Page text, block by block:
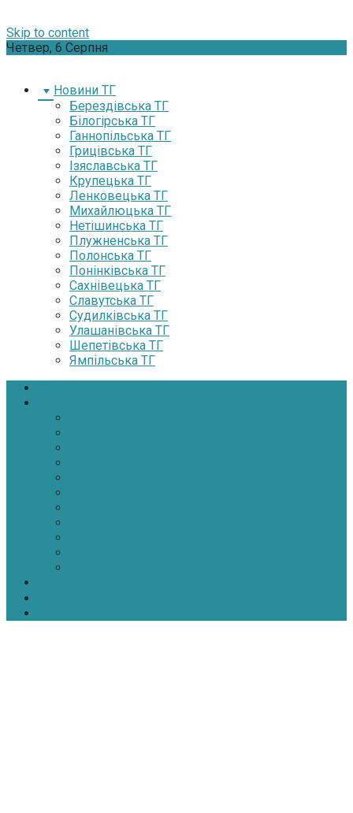
Skip to content
Четвер, 6 Серпня
Новини ТГ
Берездівська ТГ
Білогірська ТГ
Ганнопільська ТГ
Грицівська ТГ
Ізяславська ТГ
Крупецька ТГ
Ленковецька ТГ
Михайлюцька ТГ
Нетішинська ТГ
Плужненська ТГ
Полонська ТГ
Понінківська ТГ
Сахнівецька ТГ
Славутська ТГ
Судилківська ТГ
Улашанівська ТГ
Шепетівська ТГ
Ямпільська ТГ